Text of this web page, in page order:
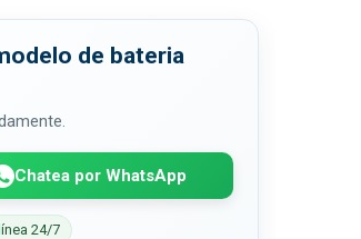
de bateria
Chatea por WhatsApp
24/7